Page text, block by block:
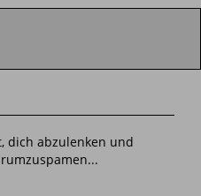
dich abzulenken und